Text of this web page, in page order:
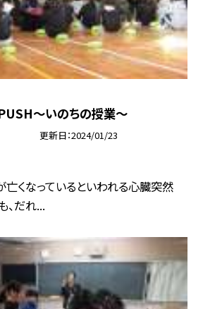
〜いのちの授業〜
更新日 2024/01/23
亡くなっているといわれる心臓突然
、だれ...